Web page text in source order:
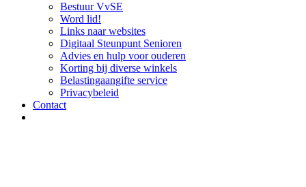
Bestuur VvSE
Word lid!
Links naar websites
Digitaal Steunpunt Senioren
Advies en hulp voor ouderen
Korting bij diverse winkels
Belastingaangifte service
Privacybeleid
Contact